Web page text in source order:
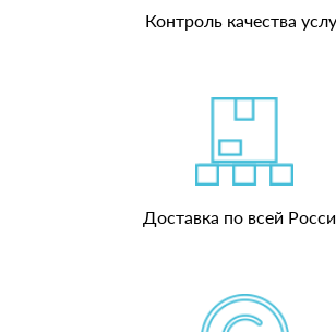
Контроль качества
Доставка по всей